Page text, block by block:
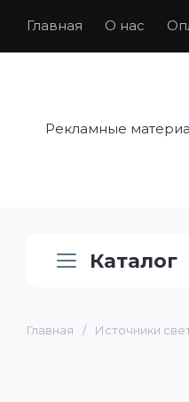
Главная О нас
Рекламные
Каталог
Главная / Источники